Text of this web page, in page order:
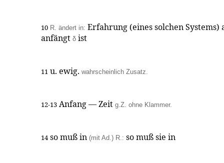
10 R. ändert in: Erfahrung (eines solchen Systems)
anfängt δ ist
11 u. ewig. wahrscheinlich Zusatz.
12-13 Anfang — Zeit g.Z. ohne Klammer.
14 so muß in (mit Ad.) R.: so muß sie in